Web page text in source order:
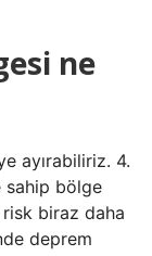
ne
ayırabiliriz. 4.
sahip bölge
biraz daha
deprem